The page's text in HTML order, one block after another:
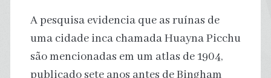
A pesquisa evidencia que as ruínas de
uma cidade inca chamada Huayna Picchu
são mencionadas em um atlas de 1904,
publicado sete anos antes de Bingham